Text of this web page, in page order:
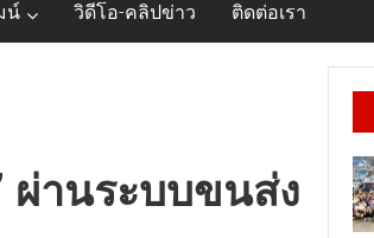
น์ วิดีโอ-คลิปข่าว ติดต่อเรา
ผ่านระบบขนส่ง